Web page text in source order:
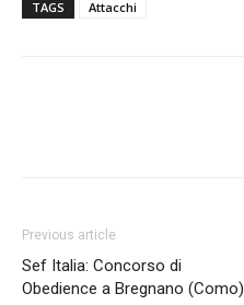
TAGS Attacchi
Previous article
Sef Italia: Concorso di
Obedience a Bregnano (Como)